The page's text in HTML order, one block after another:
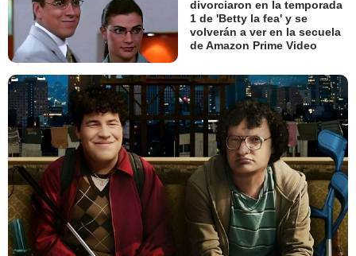
divorciaron en la temporada
1 de 'Betty la fea' y se
volverán a ver en la secuela
de Amazon Prime Video